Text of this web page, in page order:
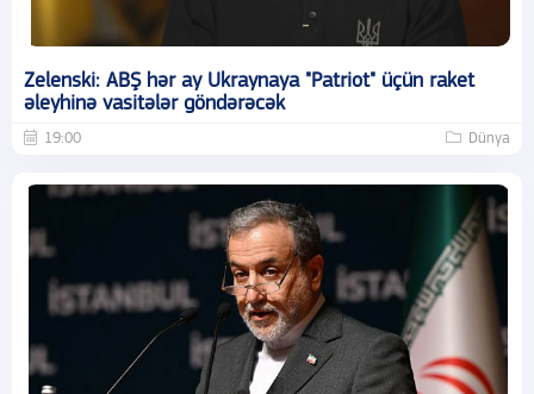
Zelenski: ABŞ hər ay Ukraynaya "Patriot" üçün raket
əleyhinə vasitələr göndərəcək
19:00 Dünya